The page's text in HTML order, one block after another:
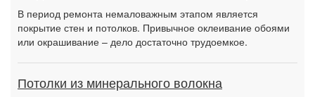
В период ремонта немаловажным этапом является
покрытие стен и потолков. Привычное оклеивание обоями
или окрашивание – дело достаточно трудоемкое.
Потолки из минерального волокна